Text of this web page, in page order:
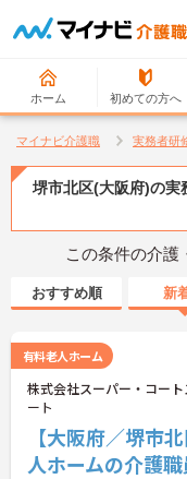
ホーム 初めての方へ
マイナビ介護職 実務者研
堺市北区(大阪府)の実
この条件の介護
おすすめ順 新
有料老人ホーム
株式会社スーパー・コー
ート
【大阪府／堺市
人ホームの介護